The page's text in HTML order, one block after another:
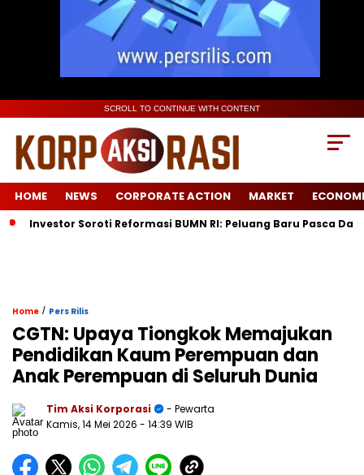
SCROLL TO CONTINUE WITH CONTENT
HOME NEWS CORPORATE ACTION MARKET
Soroti Reformasi BUMN RI: Peluang Baru Pasca
Home / Pers Rilis
CGTN: Upaya Tiongkok Memajukan
Pendidikan Kaum Perempuan dan
Anak Perempuan di Seluruh Dunia
Tim Aksi Korporasi
- Pewarta
Kamis, 14 Mei 2026 - 14:39 WIB